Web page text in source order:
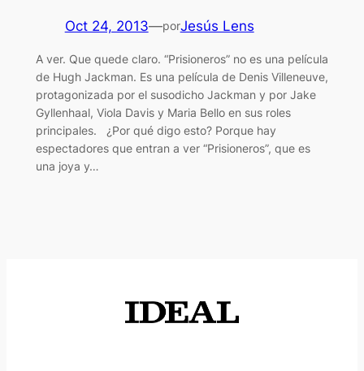
Oct 24, 2013—porJesús Lens
A ver. Que quede claro. “Prisioneros” no es una película
de Hugh Jackman. Es una película de Denis Villeneuve,
protagonizada por el susodicho Jackman y por Jake
Gyllenhaal, Viola Davis y Maria Bello en sus roles
principales. ¿Por qué digo esto? Porque hay
espectadores que entran a ver “Prisioneros”, que es
una joya y…